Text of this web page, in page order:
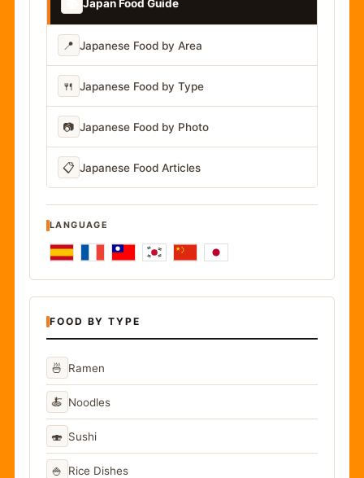
Japan Food Guide
📍 Japanese Food by Area
🍴 Japanese Food by Type
📷 Japanese Food by Photo
📋 Japanese Food Articles
LANGUAGE
FOOD BY TYPE
🍜 Ramen
🍝 Noodles
🍣 Sushi
🍚 Rice Dishes